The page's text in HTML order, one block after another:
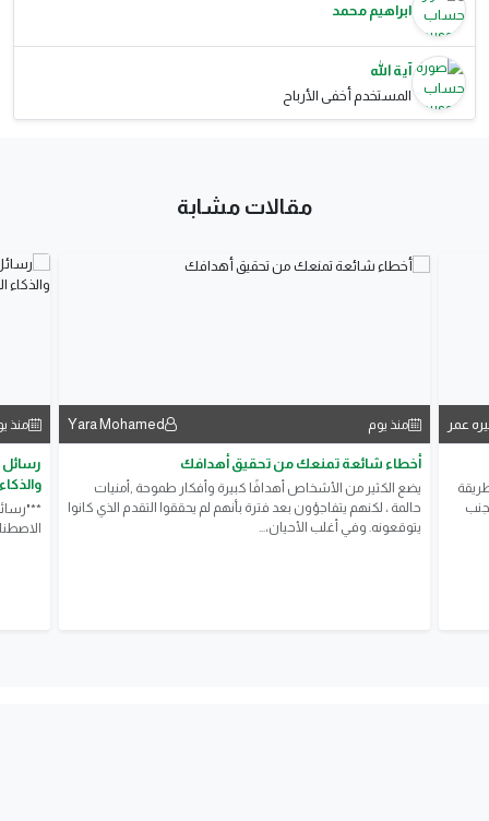
ابراهيم محمد
آية الله
المستخدم أخفى الأرباح
مقالات مشابة
عمر منذ يوم Yara Mohamed
أخطاء شائعة تمنعك من تحقيق أهدافك
يضع الكثير من الأشخاص أهدافًا كبيرة وأفكار طموحة ,أمنيات
حالمة ، لكنهم يتفاجؤون بعد فترة بأنهم لم يحققوا التقدم الذي كانوا
يتوقعونه. وفي أغلب الأحيان،...
منذ
رسائل